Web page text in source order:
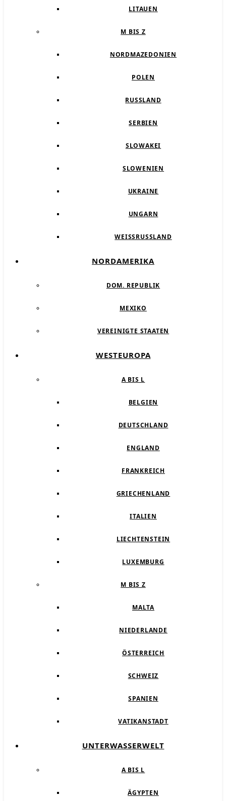
LITAUEN
M BIS Z
NORDMAZEDONIEN
POLEN
RUSSLAND
SERBIEN
SLOWAKEI
SLOWENIEN
UKRAINE
UNGARN
WEISSRUSSLAND
NORDAMERIKA
DOM. REPUBLIK
MEXIKO
VEREINIGTE STAATEN
WESTEUROPA
A BIS L
BELGIEN
DEUTSCHLAND
ENGLAND
FRANKREICH
GRIECHENLAND
ITALIEN
LIECHTENSTEIN
LUXEMBURG
M BIS Z
MALTA
NIEDERLANDE
ÖSTERREICH
SCHWEIZ
SPANIEN
VATIKANSTADT
UNTERWASSERWELT
A BIS L
ÄGYPTEN